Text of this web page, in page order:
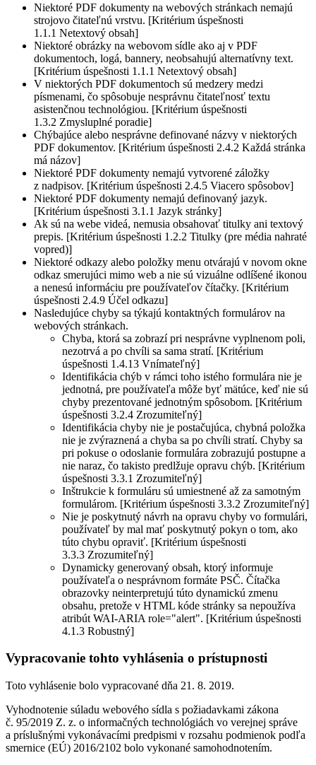
Niektoré PDF dokumenty na webových stránkach nemajú
strojovo čitateľnú vrstvu. [Kritérium úspešnosti
1.1.1 Netextový obsah]
Niektoré obrázky na webovom sídle ako aj v PDF
dokumentoch, logá, bannery, neobsahujú alternatívny text.
[Kritérium úspešnosti 1.1.1 Netextový obsah]
V niektorých PDF dokumentoch sú medzery medzi
písmenami, čo spôsobuje nesprávnu čitateľnosť textu
asistenčnou technológiou. [Kritérium úspešnosti
1.3.2 Zmysluplné poradie]
Chýbajúce alebo nesprávne definované názvy v niektorých
PDF dokumentov. [Kritérium úspešnosti 2.4.2 Každá stránka
má názov]
Niektoré PDF dokumenty nemajú vytvorené záložky
z nadpisov. [Kritérium úspešnosti 2.4.5 Viacero spôsobov]
Niektoré PDF dokumenty nemajú definovaný jazyk.
[Kritérium úspešnosti 3.1.1 Jazyk stránky]
Ak sú na webe videá, nemusia obsahovať titulky ani textový
prepis. [Kritérium úspešnosti 1.2.2 Titulky (pre média nahraté
vopred)]
Niektoré odkazy alebo položky menu otvárajú v novom okne
odkaz smerujúci mimo web a nie sú vizuálne odlíšené ikonou
a nenesú informáciu pre používateľov čítačky. [Kritérium
úspešnosti 2.4.9 Účel odkazu]
Nasledujúce chyby sa týkajú kontaktných formulárov na
webových stránkach.
Chyba, ktorá sa zobrazí pri nesprávne vyplnenom poli,
nezotrvá a po chvíli sa sama stratí. [Kritérium
úspešnosti 1.4.13 Vnímateľný]
Identifikácia chýb v rámci toho istého formulára nie je
jednotná, pre používateľa môže byť mätúce, keď nie sú
chyby prezentované jednotným spôsobom. [Kritérium
úspešnosti 3.2.4 Zrozumiteľný]
Identifikácia chyby nie je postačujúca, chybná položka
nie je zvýraznená a chyba sa po chvíli stratí. Chyby sa
pri pokuse o odoslanie formulára zobrazujú postupne a
nie naraz, čo takisto predlžuje opravu chýb. [Kritérium
úspešnosti 3.3.1 Zrozumiteľný]
Inštrukcie k formuláru sú umiestnené až za samotným
formulárom. [Kritérium úspešnosti 3.3.2 Zrozumiteľný]
Nie je poskytnutý návrh na opravu chyby vo formulári,
používateľ by mal mať poskytnutý pokyn o tom, ako
túto chybu opraviť. [Kritérium úspešnosti
3.3.3 Zrozumiteľný]
Dynamicky generovaný obsah, ktorý informuje
používateľa o nesprávnom formáte PSČ. Čítačka
obrazovky neinterpretujú túto dynamickú zmenu
obsahu, pretože v HTML kóde stránky sa nepoužíva
atribút WAI-ARIA role="alert". [Kritérium úspešnosti
4.1.3 Robustný]
Vypracovanie tohto vyhlásenia o prístupnosti
Toto vyhlásenie bolo vypracované dňa 21. 8. 2019.
Vyhodnotenie súladu webového sídla s požiadavkami zákona
č. 95/2019 Z. z. o informačných technológiách vo verejnej správe
a príslušnými vykonávacími predpismi v rozsahu podmienok podľa
smernice (EÚ) 2016/2102 bolo vykonané samohodnotením.